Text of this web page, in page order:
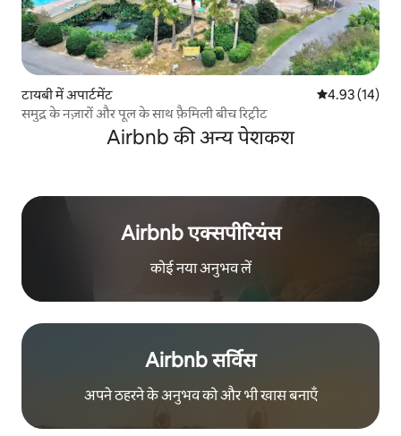
टायबी में अपार्टमेंट औसत रेटिंग 5 में
4.93 (14)
समुद्र के नज़ारों और पूल के साथ फ़ैमिली बीच रिट्रीट
Airbnb की अन्य पेशकश
Airbnb एक्सपीरियंस
कोई नया अनुभव लें
Airbnb सर्विस
अपने ठहरने के अनुभव को और भी खास बनाएँ